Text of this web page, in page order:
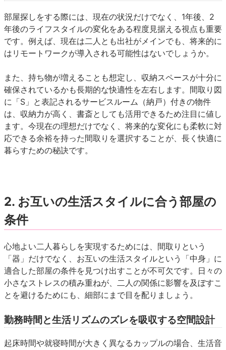
部屋探しをする際には、現在の状況だけでなく、1年後、2
年後のライフスタイルの変化をある程度見据える視点も重要
です。例えば、現在は二人とも出社がメインでも、将来的に
はリモートワークが導入される可能性はないでしょうか。
また、持ち物が増えることも想定し、収納スペースが十分に
確保されているかも長期的な快適性を左右します。間取り図
に「S」と表記されるサービスルーム（納戸）付きの物件
は、収納力が高く、書斎としても活用できるため注目に値し
ます。今現在の理想だけでなく、将来的な変化にも柔軟に対
応できる余裕を持った間取りを選択することが、長く快適に
暮らすための秘訣です。
2. お互いの生活スタイルに合う部屋の
条件
心地よい二人暮らしを実現するためには、間取りという
「器」だけでなく、お互いの生活スタイルという「中身」に
適合した部屋の条件を見つけ出すことが不可欠です。日々の
小さなストレスの積み重ねが、二人の関係に影響を及ぼすこ
とを避けるためにも、細部にまで目を配りましょう。
勤務時間と生活リズムのズレを吸収する空間設計
起床時間や就寝時間が大きく異なるカップルの場合、生活音